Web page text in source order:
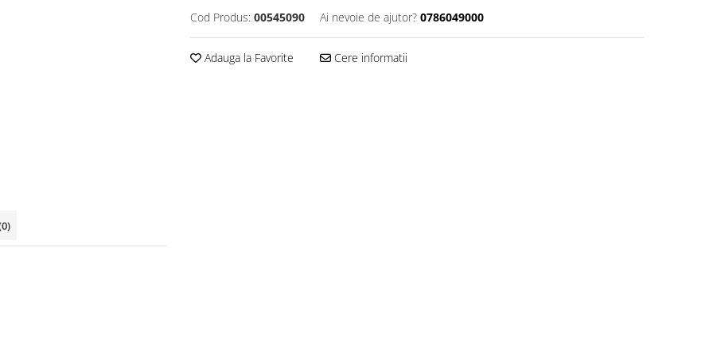
Cod Produs: 00545090 Ai nevoie de ajutor? 0786049000
Adauga la Favorite Cere informatii